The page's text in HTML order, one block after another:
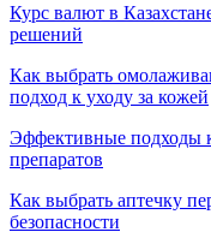
Курс валют в
решений
Как выбрать
подход к уходу за кожей
Эффективные подходы
препаратов
Как выбрать аптечку
безопасности